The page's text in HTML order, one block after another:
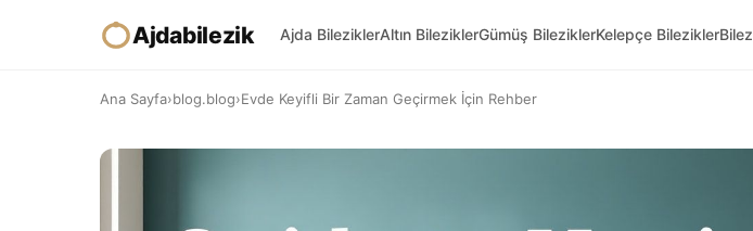
Ajdabilezik Ajda BileziklerAltın BileziklerGümüş BileziklerKelepçe Bilezikler
Ana Sayfa›blog.blog›Evde Keyifli Bir Zaman Geçirmek İçin Rehber